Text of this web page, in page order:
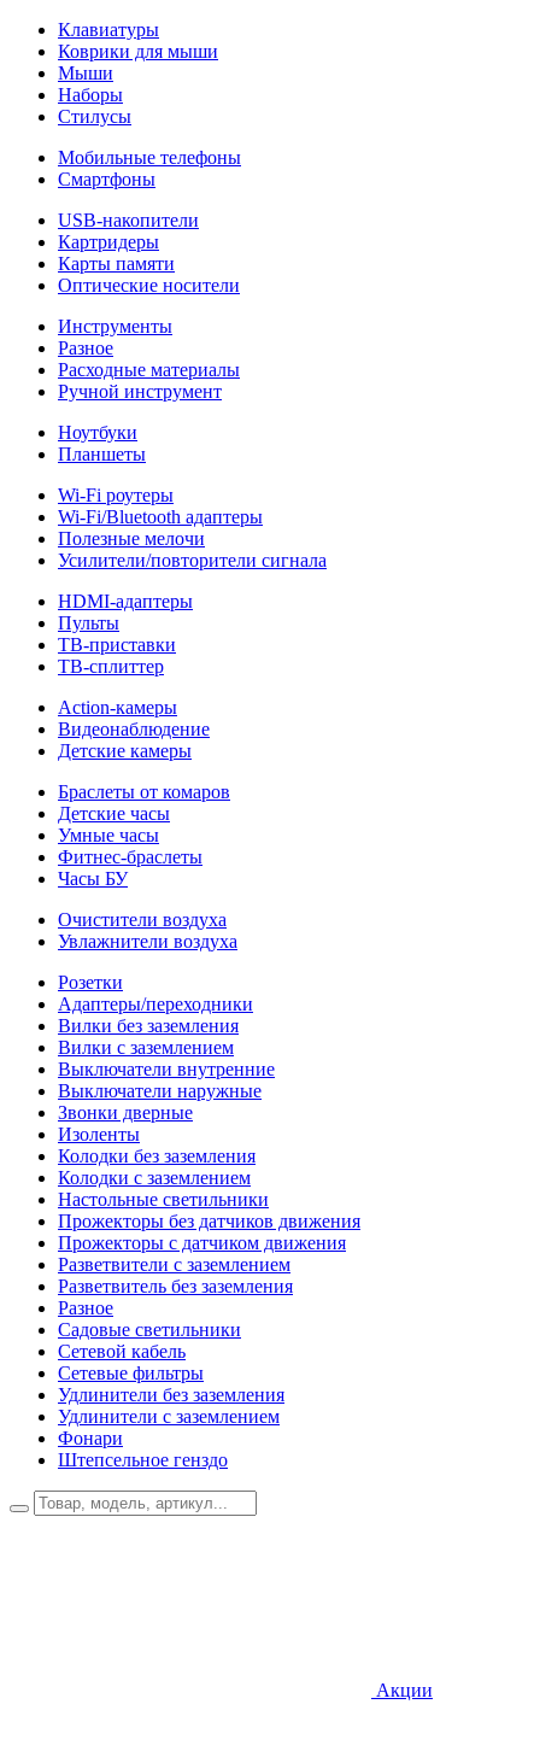
Клавиатуры
Коврики для мыши
Мыши
Наборы
Стилусы
Мобильные телефоны
Смартфоны
USB-накопители
Картридеры
Карты памяти
Оптические носители
Инструменты
Разное
Расходные материалы
Ручной инструмент
Ноутбуки
Планшеты
Wi-Fi роутеры
Wi-Fi/Bluetooth адаптеры
Полезные мелочи
Усилители/повторители сигнала
HDMI-адаптеры
Пульты
ТВ-приставки
ТВ-сплиттер
Action-камеры
Видеонаблюдение
Детские камеры
Браслеты от комаров
Детские часы
Умные часы
Фитнес-браслеты
Часы БУ
Очистители воздуха
Увлажнители воздуха
Розетки
Адаптеры/переходники
Вилки без заземления
Вилки с заземлением
Выключатели внутренние
Выключатели наружные
Звонки дверные
Изоленты
Колодки без заземления
Колодки с заземлением
Настольные светильники
Прожекторы без датчиков движения
Прожекторы с датчиком движения
Разветвители с заземлением
Разветвитель без заземления
Разное
Садовые светильники
Сетевой кабель
Сетевые фильтры
Удлинители без заземления
Удлинители с заземлением
Фонари
Штепсельное генздо
Акции